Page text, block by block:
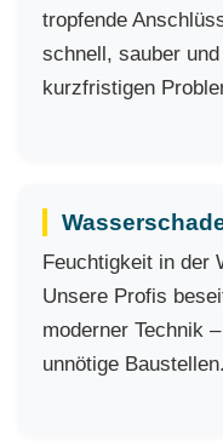
tropfende
schnell, sauber
kurzfristigen
Feuchtigkeit in der
Unsere Profis
moderner Technik
unnötige Baustellen.